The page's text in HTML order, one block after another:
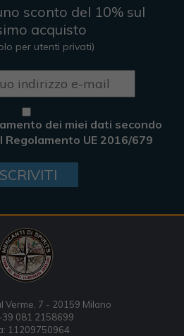
sconto del 10% sul
acquisto
per utenti privati)
dei miei dati secondo
UE 2016/679
Verme, 7 - 20159 Milano
081 2158699
11209750964